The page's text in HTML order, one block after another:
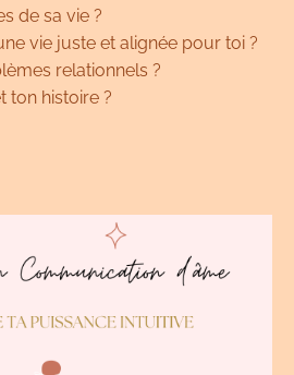
de sa vie ?
vie juste et alignée pour toi ?
relationnels ?
ton histoire ?